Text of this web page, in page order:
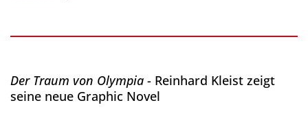
Der Traum von Olympia - Reinhard Kleist zeigt
seine neue Graphic Novel